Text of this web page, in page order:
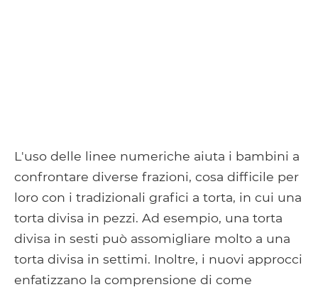
L'uso delle linee numeriche aiuta i bambini a
confrontare diverse frazioni, cosa difficile per
loro con i tradizionali grafici a torta, in cui una
torta divisa in pezzi. Ad esempio, una torta
divisa in sesti può assomigliare molto a una
torta divisa in settimi. Inoltre, i nuovi approcci
enfatizzano la comprensione di come